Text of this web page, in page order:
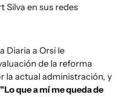
Silva en sus redes
Diaria a Orsi le
de la reforma
la actual administración, y
"Lo que a mí me queda de